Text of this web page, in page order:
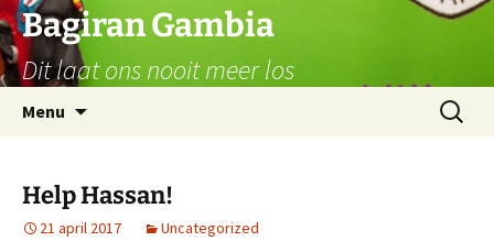
Ga
naar
de
inhoud
Bagiran Gambia
Dit laat ons nooit meer los
Menu
Zoeken
naar:
Help Hassan!
21 april 2017 Uncategorized